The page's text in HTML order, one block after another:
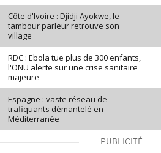
Côte d'Ivoire : Djidji Ayokwe, le
tambour parleur retrouve son
village
RDC : Ebola tue plus de 300 enfants,
l'ONU alerte sur une crise sanitaire
majeure
Espagne : vaste réseau de
trafiquants démantelé en
Méditerranée
PUBLICITÉ